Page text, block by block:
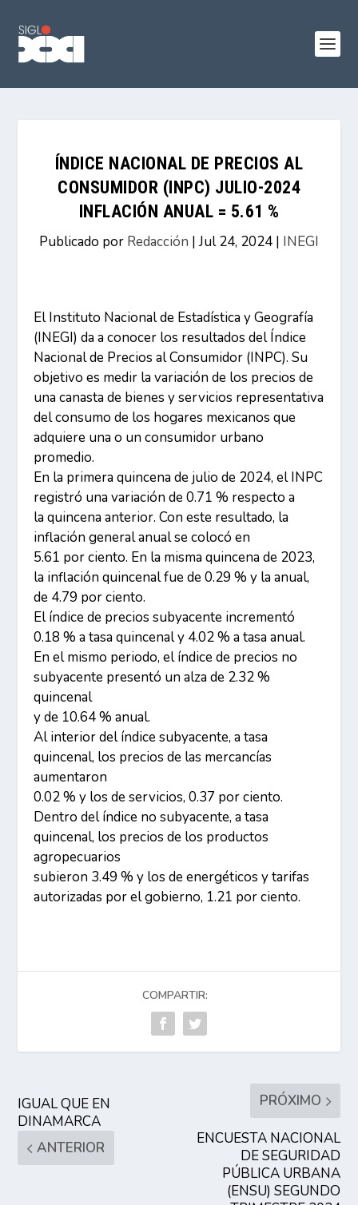
ÍNDICE NACIONAL DE PRECIOS AL
CONSUMIDOR (INPC) JULIO-2024
INFLACIÓN ANUAL = 5.61 %
Publicado por Redacción | Jul 24, 2024 | INEGI
El Instituto Nacional de Estadística y Geografía
(INEGI) da a conocer los resultados del Índice
Nacional de Precios al Consumidor (INPC). Su
objetivo es medir la variación de los precios de
una canasta de bienes y servicios representativa
del consumo de los hogares mexicanos que
adquiere una o un consumidor urbano
promedio.
En la primera quincena de julio de 2024, el INPC
registró una variación de 0.71 % respecto a
la quincena anterior. Con este resultado, la
inflación general anual se colocó en
5.61 por ciento. En la misma quincena de 2023,
la inflación quincenal fue de 0.29 % y la anual,
de 4.79 por ciento.
El índice de precios subyacente incrementó
0.18 % a tasa quincenal y 4.02 % a tasa anual.
En el mismo periodo, el índice de precios no
subyacente presentó un alza de 2.32 %
quincenal
y de 10.64 % anual.
Al interior del índice subyacente, a tasa
quincenal, los precios de las mercancías
aumentaron
0.02 % y los de servicios, 0.37 por ciento.
Dentro del índice no subyacente, a tasa
quincenal, los precios de los productos
agropecuarios
subieron 3.49 % y los de energéticos y tarifas
autorizadas por el gobierno, 1.21 por ciento.
COMPARTIR:
IGUAL QUE EN
DINAMARCA
ANTERIOR
PRÓXIMO
ENCUESTA NACIONAL
DE SEGURIDAD
PÚBLICA URBANA
(ENSU) SEGUNDO